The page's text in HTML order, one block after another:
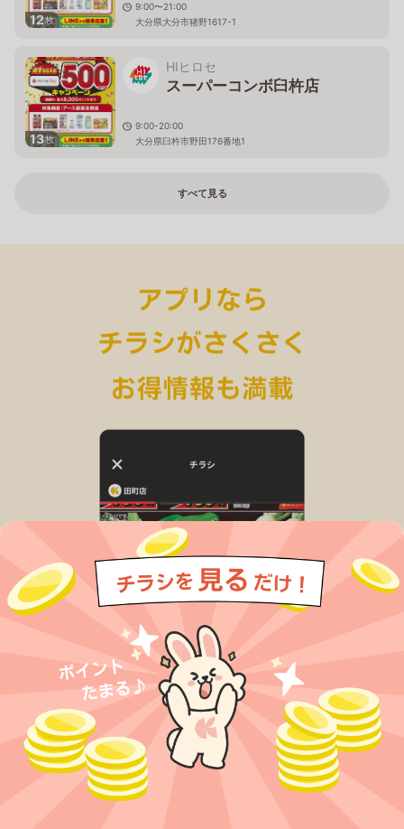
12枚
9:00〜21:00
大分県大分市猪野1617-1
13枚
HIヒロセ
スーパーコンボ臼杵店
9:00-20:00
大分県臼杵市野田176番地1
すべて見る